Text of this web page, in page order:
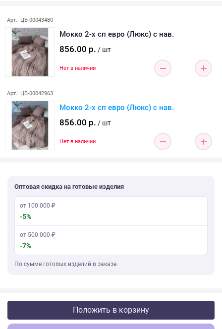
Арт.: ЦБ-00043480
Мокко 2-х сп евро (Люкс) с нав.
856.00 р. / шт
Нет в наличии
Арт.: ЦБ-00042963
Мокко 2-х сп евро (Люкс) с нав.
856.00 р. / шт
Нет в наличии
Оптовая скидка на готовые изделия
от 100 000 ₽
-5%
от 500 000 ₽
-7%
По сумме готовых изделий в заказе.
Положить в корзину